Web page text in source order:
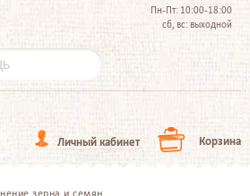
Пн-Пт: 10:00-18:00
сб, вс: выходной
Личный кабинет Корзина
зерна и семян